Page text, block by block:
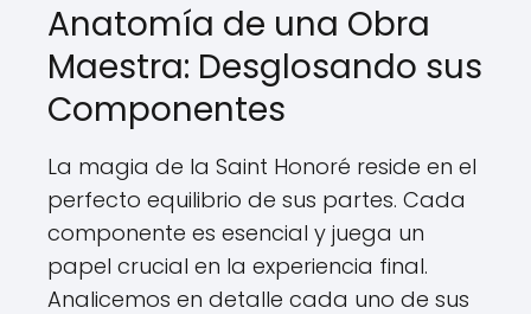
Anatomía de una Obra
Maestra: Desglosando sus
Componentes
La magia de la Saint Honoré reside en el
perfecto equilibrio de sus partes. Cada
componente es esencial y juega un
papel crucial en la experiencia final.
Analicemos en detalle cada uno de sus